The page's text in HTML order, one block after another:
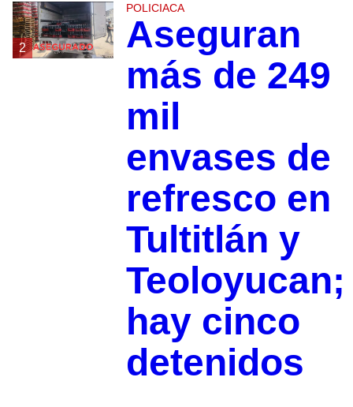
2
POLICIACA
Aseguran
más de 249
mil
envases de
refresco en
Tultitlán y
Teoloyucan;
hay cinco
detenidos